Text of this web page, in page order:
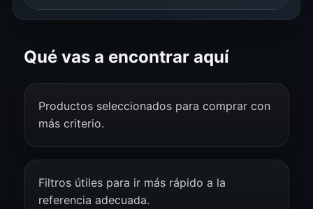
Qué vas a encontrar aquí
Productos seleccionados para comprar con
más criterio.
Filtros útiles para ir más rápido a la
referencia adecuada.